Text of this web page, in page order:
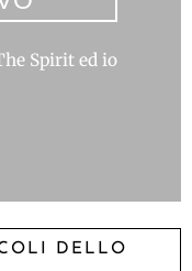
Spirit ed io
DELLO